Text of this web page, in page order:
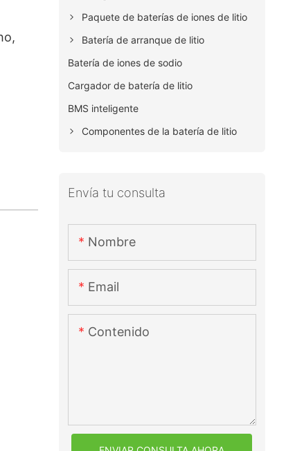
Paquete de baterías de iones de litio
Batería de arranque de litio
Batería de iones de sodio
Cargador de batería de litio
BMS inteligente
Componentes de la batería de litio
Envía tu consulta
Nombre
Email
Contenido